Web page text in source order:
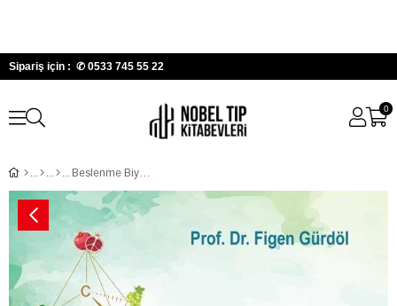
Sipariş için : ✆ 0533 745 55 22
0
Beslenme Biyokimyası 4.Baskı